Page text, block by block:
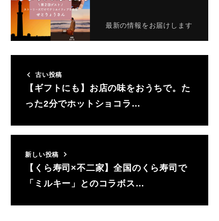
最新の情報をお届けします
古い投稿
【ギフトにも】お店の味をおうちで。た
った2分でホットショコラ…
新しい投稿
【くら寿司×不二家】全国のくら寿司で
「ミルキー」とのコラボス…